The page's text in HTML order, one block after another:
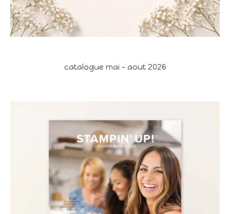
catalogue mai - aout 2026